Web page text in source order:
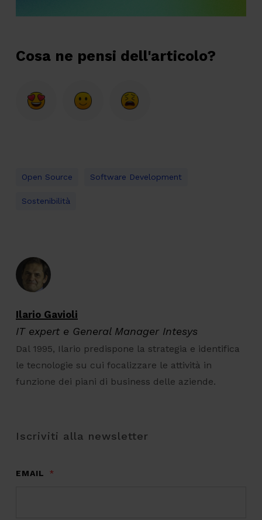
Cosa ne pensi dell'articolo?
Open Source Software Development
Sostenibilità
Ilario Gavioli
IT expert e General Manager Intesys
Dal 1995, Ilario predispone la strategia e identifica
le tecnologie su cui focalizzare le attività in
funzione dei piani di business delle aziende.
Iscriviti alla newsletter
EMAIL *